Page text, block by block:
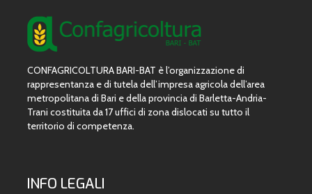
CONFAGRICOLTURA BARI-BAT è l’organizzazione di
rappresentanza e di tutela dell’impresa agricola dell’area
metropolitana di Bari e della provincia di Barletta-Andria-
Trani costituita da 17 uffici di zona dislocati su tutto il
territorio di competenza.
INFO LEGALI